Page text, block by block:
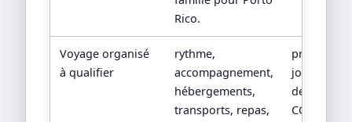
Rico.
Voyage organisé
à qualifier
rythme,
accompagnement,
hébergements,
transports, repas,
jour par
devis
CGV/CPV et